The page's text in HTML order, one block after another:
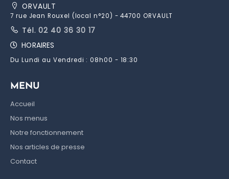
ORVAULT
7 rue Jean Rouxel (local n°20) - 44700 ORVAULT
Tél. 02 40 36 30 17
HORAIRES
Du Lundi au Vendredi : 08h00 - 18:30
MENU
Accueil
Nos menus
Notre fonctionnement
Nos articles de presse
Contact